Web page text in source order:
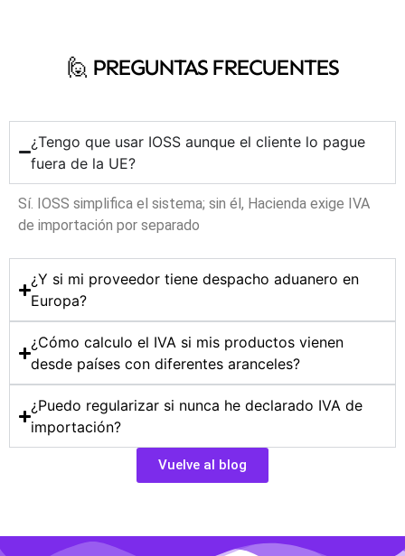
🙋‍ PREGUNTAS FRECUENTES
¿Tengo que usar IOSS aunque el cliente lo pague
fuera de la UE?
Sí. IOSS simplifica el sistema; sin él, Hacienda exige IVA
de importación por separado
¿Y si mi proveedor tiene despacho aduanero en
Europa?
¿Cómo calculo el IVA si mis productos vienen
desde países con diferentes aranceles?
¿Puedo regularizar si nunca he declarado IVA de
importación?
Vuelve al blog